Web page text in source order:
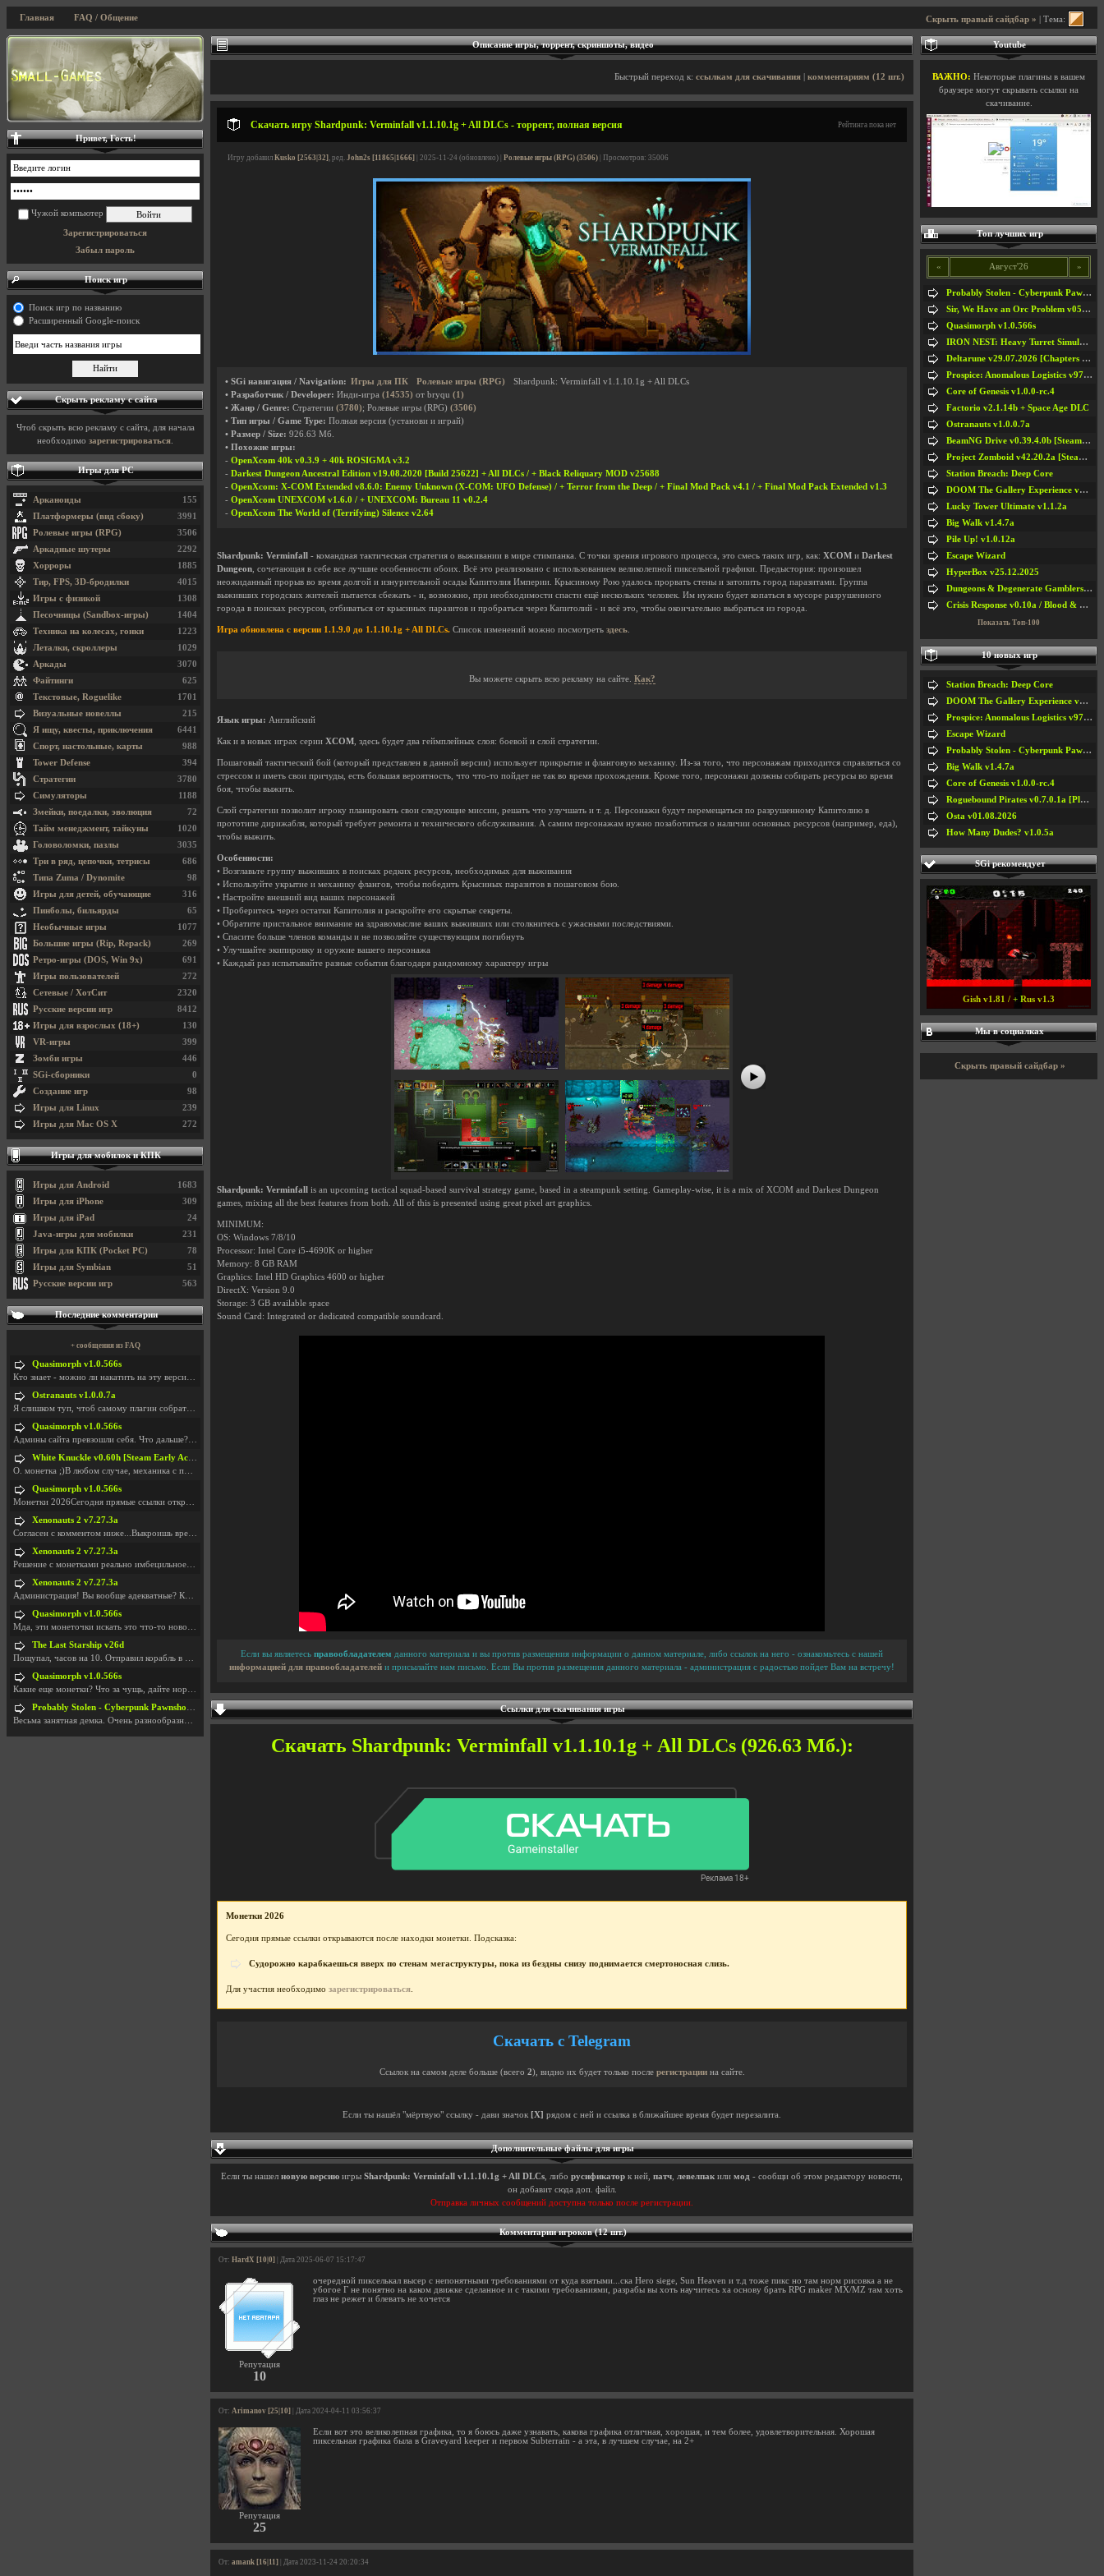
Скрыть правый сайдбар » | Тема:
Главная FAQ / Общение
Описание игры, торрент, скриншоты, видео
Быстрый переход к: ссылкам для скачивания комментариям (12 шт.)
Скачать игру Shardpunk: Verminfall v1.1.10.1g + All DLCs - торрент, полная версия Рейтинга пока нет
Игру добавил Kusko [2563|32], ред. John2s [11865|1666] | 2025-11-24 (обновлено) | Ролевые игры (RPG) (3506) | Просмотров: 35006
• SGi навигация / Navigation: Игры для ПК Ролевые игры (RPG)
Shardpunk: Verminfall v1.1.10.1g + All DLCs
• Разработчик / Developer: Инди-игра (14535) от bryqu (1)
• Жанр / Genre: Стратегии (3780); Ролевые игры (RPG) (3506)
• Тип игры / Game Type: Полная версия (установи и играй)
• Размер / Size: 926.63 Мб.
• Похожие игры:
- OpenXcom 40k v0.3.9 + 40k ROSIGMA v3.2
- Darkest Dungeon Ancestral Edition v19.08.2020 [Build 25622] + All DLCs / + Black Reliquary MOD v25688
- OpenXcom: X-COM Extended v8.6.0: Enemy Unknown (X-COM: UFO Defense) / + Terror from the Deep / + Final Mod Pack v4.1 / + Final Mod Pack Extended v1.3
- OpenXcom UNEXCOM v1.6.0 / + UNEXCOM: Bureau 11 v0.2.4
- OpenXcom The World of (Terrifying) Silence v2.64
Shardpunk: Verminfall - командная тактическая стратегия о выживании в мире стимпанка. С точки зрения игрового процесса, это смесь таких игр, как: XCOM и Darkest
Dungeon , сочетающая в себе все лучшие особенности обоих. Всё это реализовано с использованием великолепной пиксельной графики. Предыстория: произошел
неожиданный прорыв во время долгой и изнурительной осады Капитолия Империи. Крысиному Рою удалось прорвать стены и затопить город паразитами. Группа
выживших городских жителей пытается сбежать - и, возможно, при необходимости спасти ещё нескольких человек. Им нужно будет копаться в мусоре разрушенного
города в поисках ресурсов, отбиваться от крысиных паразитов и пробраться через Капитолий - и всё это, чтобы окончательно выбраться из города.
Игра обновлена с версии 1.1.9.0 до 1.1.10.1g + All DLCs. Список изменений можно посмотреть здесь
Вы можете скрыть всю рекламу на сайте. Как?
Язык игры: Английский
Как и в новых играх серии XCOM , здесь будет два геймплейных слоя: боевой и слой стратегии.
Пошаговый тактический бой (который представлен в данной версии) использует прикрытие и фланговую механику. Из-за того, что персонажам приходится справляться со
стрессом и иметь свои причуды, есть большая вероятность, что что-то пойдет не так во время прохождения. Кроме того, персонажи должны собирать ресурсы во время
боя, чтобы выжить.
Слой стратегии позволит игроку планировать свои следующие миссии, решать что улучшать и т. д. Персонажи будут перемещаться по разрушенному Капитолию в
прототипе дирижабля, который требует ремонта и технического обслуживания. А самим персонажам нужно позаботиться о наличии основных ресурсов (например, еда),
чтобы выжить.
Особенности:
• Возглавьте группу выживших в поисках редких ресурсов, необходимых для выживания
• Используйте укрытие и механику флангов, чтобы победить Крысиных паразитов в пошаговом бою.
• Настройте внешний вид ваших персонажей
• Проберитесь через остатки Капитолия и раскройте его скрытые секреты.
• Обратите пристальное внимание на здравомыслие ваших выживших или столкнитесь с ужасными последствиями.
• Спасите больше членов команды и не позволяйте существующим погибнуть
• Улучшайте экипировку и оружие вашего персонажа
• Каждый раз испытывайте разные события благодаря рандомному характеру игры
#6
#8
Shardpunk: Verminfall is an upcoming tactical squad-based survival strategy game, based in a steampunk setting. Gameplay-wise, it is a mix of XCOM and Darkest Dungeon
games, mixing all the best features from both. All of this is presented using great pixel art graphics.
MINIMUM:
OS: Windows 7/8/10
Processor: Intel Core i5-4690K or higher
Memory: 8 GB RAM
Graphics: Intel HD Graphics 4600 or higher
DirectX: Version 9.0
Storage: 3 GB available space
Sound Card: Integrated or dedicated compatible soundcard.
Если вы являетесь правообладателем данного материала и вы против размещения информации о данном материале, либо ссылок на него - ознакомьтесь с нашей
информацией для правообладателей и присылайте нам письмо. Если Вы против размещения данного материала - администрация с радостью пойдет Вам на встречу!
Ссылки для скачивания игры
Скачать Shardpunk: Verminfall v1.1.10.1g + All DLCs (926.63 Мб.):
Монетки 2026
Сегодня прямые ссылки открываются после находки монетки. Подсказка:
Судорожно карабкаешься вверх по стенам мегаструктуры, пока из бездны снизу поднимается смертоносная слизь.
Для участия необходимо зарегистрироваться
Скачать с Telegram
Ссылок на самом деле больше (всего 2), видно их будет только после регистрациина сайте.
Если ты нашёл "мёртвую" ссылку - дави значок [X] рядом с ней и ссылка в ближайшее время будет перезалита.
Дополнительные файлы для игры
Если ты нашел новую версию игры Shardpunk: Verminfall v1.1.10.1g + All DLCs , либо русификатор к ней, патч левелпак или мод - сообщи об этом редактору новости,
он добавит сюда доп. файл.
Отправка личных сообщений доступна только после регистрации.
Комментарии игроков (12 шт.)
От: HardX [10|0] | Дата 2025-06-07 15:17:47
Репутация
10
очередной пикселькал высер с непонятными требованиями от куда взятыми...ска Hero siege, Sun Heaven и т.д тоже пикс но там норм рисовка а не
убогое Г не понятно на каком движке сделанное и с такими требованиями, разрабы вы хоть научитесь ха основу брать RPG maker MX/MZ там хоть
глаз не режет и блевать не хочется
От: Arimanov [25|10] | Дата 2024-04-11 03:56:37
Репутация
25
Если вот это великолепная графика, то я боюсь даже узнавать, какова графика отличная, хорошая, и тем более, удовлетворительная. Хорошая
пиксельная графика была в Graveyard keeper и первом Subterrain - а эта, в лучшем случае, на 2+
От: amank [16|11] | Дата 2023-11-24 20:20:34
Привет, Гость!
Чужой компьютер
Зарегистрироваться
Забыл пароль
Поиск игр
Поиск игр по названию
Расширенный Google-поиск
Скрыть рекламу с сайта
Чтоб скрыть всю рекламу с сайта, для начала
необходимо зарегистрироваться
Игры для PC
155
Арканоиды
3991
Платформеры (вид сбоку)
3506
Ролевые игры (RPG)
2292
Аркадные шутеры
1885
Хорроры
4015
Тир, FPS, 3D-бродилки
1308
Игры с физикой
1404
Песочницы (Sandbox-игры)
1223
Техника на колесах, гонки
1029
Леталки, скроллеры
3070
Аркады
625
Файтинги
1701
Текстовые, Roguelike
215
Визуальные новеллы
6441
Я ищу, квесты, приключения
988
Спорт, настольные, карты
394
Tower Defense
3780
Стратегии
1188
Симуляторы
72
Змейки, поедалки, эволюция
1020
Тайм менеджмент, тайкуны
3035
Головоломки, пазлы
686
Три в ряд, цепочки, тетрисы
98
Типа Zuma / Dynomite
316
Игры для детей, обучающие
65
Пинболы, бильярды
1077
Необычные игры
269
Большие игры (Rip, Repack)
691
Ретро-игры (DOS, Win 9x)
272
Игры пользователей
2320
Сетевые / ХотСит
8412
Русские версии игр
130
Игры для взрослых (18+)
399
VR-игры
446
Зомби игры
0
SGi-сборники
98
Создание игр
239
Игры для Linux
272
Игры для Mac OS X
Игры для мобилок и КПК
1683
Игры для Android
309
Игры для iPhone
24
Игры для iPad
231
Java-игры для мобилки
78
Игры для КПК (Pocket PC)
51
Игры для Symbian
563
Русские версии игр
Последние комментарии
+ сообщения из FAQ
Quasimorph v1.0.566s
Кто знает - можно ли накатить на эту версию моды?
Ostranauts v1.0.0.7a
Я слишком туп, чтоб самому плагин собрать. И что-т
Quasimorph v1.0.566s
Админы сайта превзошли себя. Что дальше? Засунь се
White Knuckle v0.60h [Steam Early Access]
О. монетка ;)В любом случае, механика с поиском мо
Quasimorph v1.0.566s
Монетки 2026Сегодня прямые ссылки открываются посл
Xenonauts 2 v7.27.3a
Согласен с комментом ниже...Выкроишь время чтобы з
Xenonauts 2 v7.27.3a
Решение с монетками реально имбецильное. Как сдела
Xenonauts 2 v7.27.3a
Администрация! Вы вообще адекватные? Какие монетки
Quasimorph v1.0.566s
Мда, эти монеточки искать это что-то новое в сфере
The Last Starship v26d
Пощупал, часов на 10. Отправил корабль в другую Га
Quasimorph v1.0.566s
Какие еще монетки? Что за чущь, дайте нормально ск
Probably Stolen - Cyberpunk Pawnshop Simulator v048c [Playtest]
Весьма занятная демка. Очень разнообразные механик
Youtube
ВАЖНО: Некоторые плагины в вашем
браузере могут скрывать ссылки на
скачивание.
Топ лучших игр
« Август'26 »
Probably Stolen - Cyberpunk Pawnshop Simulator v048c [Playtest]
Sir, We Have an Orc Problem v05.08.2026
Quasimorph v1.0.566s
IRON NEST: Heavy Turret Simulator v1.0a
Deltarune v29.07.2026 [Chapters 1-5] / + RUS [Chapters 1-5]
Prospice: Anomalous Logistics v97 [Playtest]
Core of Genesis v1.0.0-rc.4
Factorio v2.1.14b + Space Age DLC
Ostranauts v1.0.0.7a
BeamNG Drive v0.39.4.0b [Steam Early Access]
Project Zomboid v42.20.2a [Steam Early Access]
Station Breach: Deep Core
DOOM The Gallery Experience v1.4.2
Lucky Tower Ultimate v1.1.2a
Big Walk v1.4.7a
Pile Up! v1.0.12a
Escape Wizard
HyperBox v25.12.2025
Dungeons & Degenerate Gamblers v2.0.2a
Crisis Response v0.10a / Blood & Bullet
Показать Топ-100
10 новых игр
Station Breach: Deep Core
DOOM The Gallery Experience v1.4.2
Prospice: Anomalous Logistics v97 [Playtest]
Escape Wizard
Probably Stolen - Cyberpunk Pawnshop Simulator v048c [Playtest]
Big Walk v1.4.7a
Core of Genesis v1.0.0-rc.4
Roguebound Pirates v0.7.0.1a [Playtest]
Osta v01.08.2026
How Many Dudes? v1.0.5a
SGi рекомендует
Gish v1.81 / + Rus v1.3
Мы в социалках
Скрыть правый сайдбар »